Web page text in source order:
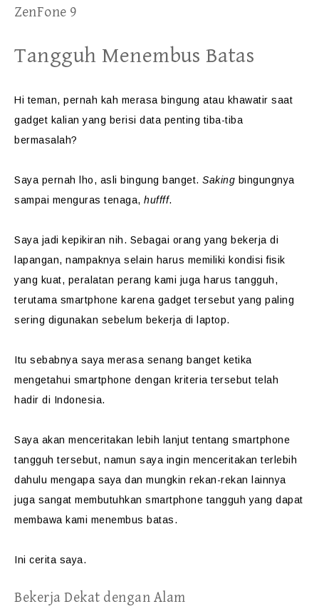
ZenFone 9
Tangguh Menembus Batas
Hi teman, pernah kah merasa bingung atau khawatir saat
gadget kalian yang berisi data penting tiba-tiba
bermasalah?
Saya pernah lho, asli bingung banget. Saking bingungnya
sampai menguras tenaga, huffff.
Saya jadi kepikiran nih. Sebagai orang yang bekerja di
lapangan, nampaknya selain harus memiliki kondisi fisik
yang kuat, peralatan perang kami juga harus tangguh,
terutama smartphone karena gadget tersebut yang paling
sering digunakan sebelum bekerja di laptop.
Itu sebabnya saya merasa senang banget ketika
mengetahui smartphone dengan kriteria tersebut telah
hadir di Indonesia.
Saya akan menceritakan lebih lanjut tentang smartphone
tangguh tersebut, namun saya ingin menceritakan terlebih
dahulu mengapa saya dan mungkin rekan-rekan lainnya
juga sangat membutuhkan smartphone tangguh yang dapat
membawa kami menembus batas.
Ini cerita saya.
Bekerja Dekat dengan Alam